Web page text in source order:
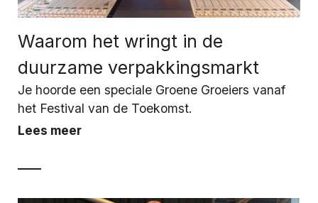
Waarom het wringt in de
duurzame verpakkingsmarkt
Je hoorde een speciale Groene Groeiers vanaf
het Festival van de Toekomst.
Lees meer